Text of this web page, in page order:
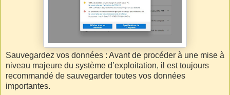
Sauvegardez vos données : Avant de procéder à une mise à
niveau majeure du système d’exploitation, il est toujours
recommandé de sauvegarder toutes vos données
importantes.